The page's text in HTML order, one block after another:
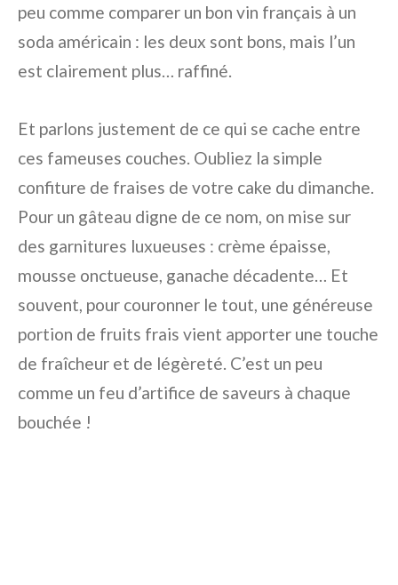
peu comme comparer un bon vin français à un
soda américain : les deux sont bons, mais l’un
est clairement plus… raffiné.
Et parlons justement de ce qui se cache entre
ces fameuses couches. Oubliez la simple
confiture de fraises de votre cake du dimanche.
Pour un gâteau digne de ce nom, on mise sur
des garnitures luxueuses : crème épaisse,
mousse onctueuse, ganache décadente… Et
souvent, pour couronner le tout, une généreuse
portion de fruits frais vient apporter une touche
de fraîcheur et de légèreté. C’est un peu
comme un feu d’artifice de saveurs à chaque
bouchée !